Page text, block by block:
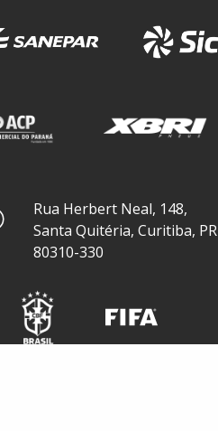
Rua Herbert Neal, 148,
Santa Quitéria, Curitiba, PR
80310-330